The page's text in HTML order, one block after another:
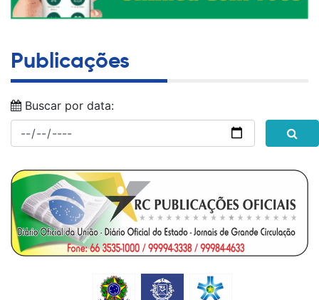
Publicações
Buscar por data: